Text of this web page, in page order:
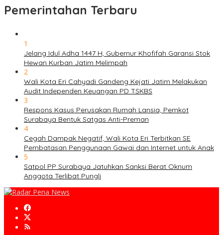
Pemerintahan Terbaru
1
Jelang Idul Adha 1447 H, Gubernur Khofifah Garansi Stok
Hewan Kurban Jatim Melimpah
2
Wali Kota Eri Cahyadi Gandeng Kejati Jatim Melakukan
Audit Independen Keuangan PD TSKBS
3
Respons Kasus Perusakan Rumah Lansia, Pemkot
Surabaya Bentuk Satgas Anti-Preman
4
Cegah Dampak Negatif, Wali Kota Eri Terbitkan SE
Pembatasan Penggunaan Gawai dan Internet untuk Anak
5
Satpol PP Surabaya Jatuhkan Sanksi Berat Oknum
Anggota Terlibat Pungli